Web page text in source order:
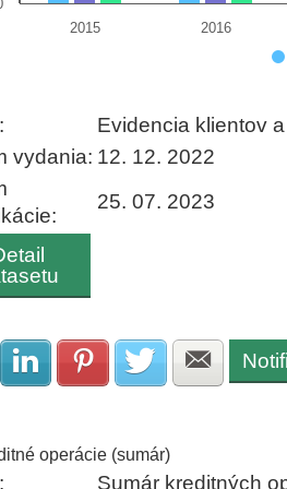
2015 2016
Evidencia klientov
vydania: 12. 12. 2022
25. 07. 2023
Zdielať na Facebook
Zdielať na LinkedIn
Zdielať naZdielať na
operácie (sumár)
Sumár kreditných